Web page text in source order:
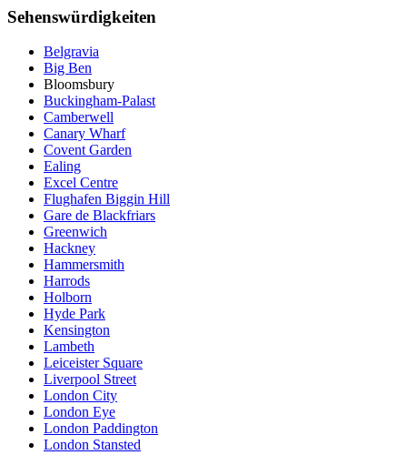
Sehenswürdigkeiten
Belgravia
Big Ben
Bloomsbury
Buckingham-Palast
Camberwell
Canary Wharf
Covent Garden
Ealing
Excel Centre
Flughafen Biggin Hill
Gare de Blackfriars
Greenwich
Hackney
Hammersmith
Harrods
Holborn
Hyde Park
Kensington
Lambeth
Leiceister Square
Liverpool Street
London City
London Eye
London Paddington
London Stansted